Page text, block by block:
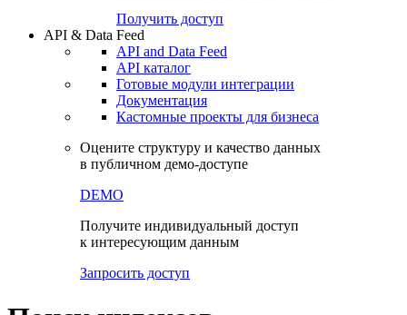
Попробуйте7-дневный
Откройте глобальную базу данных
Получить доступ
API & Data Feed
API and Data Feed
Готовые модули интеграции
Документация
в публичном демо-доступе